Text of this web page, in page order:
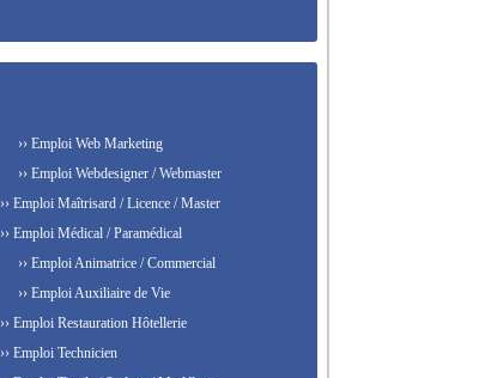
›› Emploi Web Marketing
›› Emploi Webdesigner / Webmaster
›› Emploi Maîtrisard / Licence / Master
›› Emploi Médical / Paramédical
›› Emploi Animatrice / Commercial
›› Emploi Auxiliaire de Vie
›› Emploi Restauration Hôtellerie
›› Emploi Technicien